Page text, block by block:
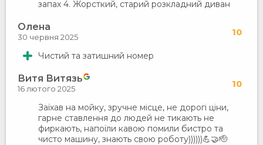
запах 4. Жорсткий, старий розкладний диван
Олена 10
30 червня 2025
Чистий та затишний номер
Витя Витязь 10
16 лютого 2025
Заїхав на мойку, зручне місце, не дорогі ціни,
гарне ставлення до людей не тикають не
фиркають, напоїли кавою помили бистро та
чисто машину, знають свою роботу))))))💪🤝🫡